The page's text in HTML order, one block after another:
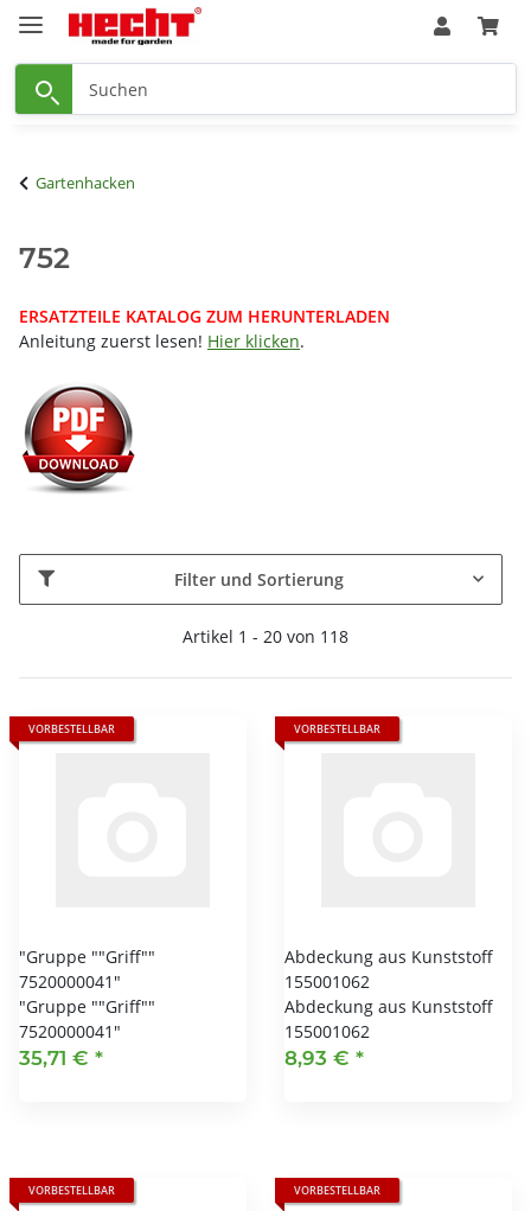
Gartenhacken
752
ERSATZTEILE KATALOG ZUM HERUNTERLADEN
Anleitung zuerst lesen! Hier klicken.
Filter und Sortierung
Artikel 1 - 20 von 118
VORBESTELLBAR
"Gruppe ""Griff""
7520000041"
"Gruppe ""Griff""
7520000041"
35,71 € *
VORBESTELLBAR
Abdeckung aus Kunststoff
155001062
Abdeckung aus Kunststoff
155001062
8,93 € *
VORBESTELLBAR VORBESTELLBAR